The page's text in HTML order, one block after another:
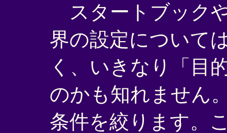
スタートブック
界の設定について
く、いきなり「目
のかも知れません
条件を絞ります。